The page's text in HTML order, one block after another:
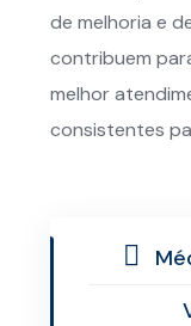
de melhoria e
contribuem
melhor
consistentes